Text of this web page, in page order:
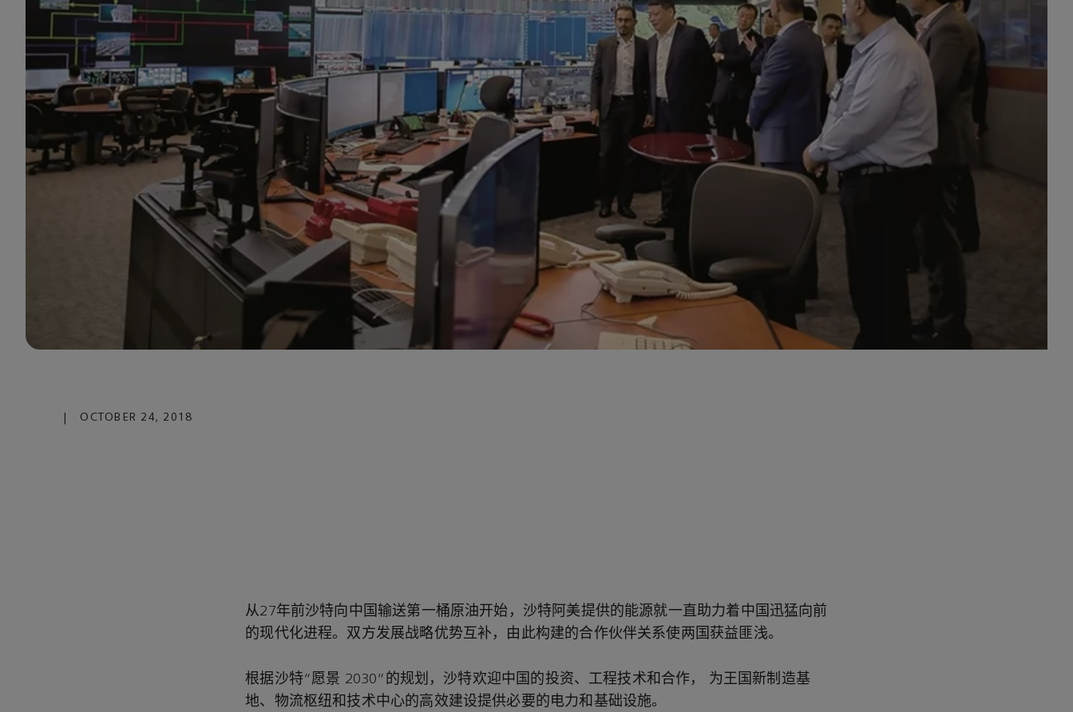
OCTOBER 24, 2018
从27年前沙特向中国输送第一桶原油开始，沙特阿美提供的能源就一直助力着中国迅猛向前
的现代化进程。双方发展战略优势互补，由此构建的合作伙伴关系使两国获益匪浅。
根据沙特“愿景 2030”的规划，沙特欢迎中国的投资、工程技术和合作， 为王国新制造基
地、物流枢纽和技术中心的高效建设提供必要的电力和基础设施。